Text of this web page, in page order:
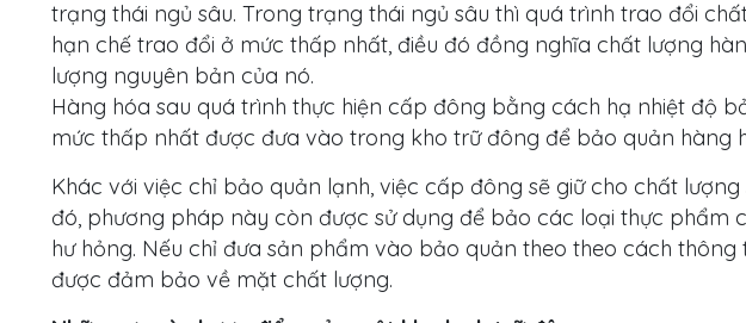
trạng thái ngủ sâu. Trong trạng thái ngủ sâu thì quá trình trao đổi
hạn chế trao đổi ở mức thấp nhất, điều đó đồng nghĩa chất lượng
lượng nguyên bản của nó.
Hàng hóa sau quá trình thực hiện cấp đông bằng cách hạ nhiệt độ
mức thấp nhất được đưa vào trong kho trữ đông để bảo quản hàng
Khác với việc chỉ bảo quản lạnh, việc cấp đông sẽ giữ cho chất
đó, phương pháp này còn được sử dụng để bảo các loại thực phẩm
hư hỏng. Nếu chỉ đưa sản phẩm vào bảo quản theo theo cách
được đảm bảo về mặt chất lượng.